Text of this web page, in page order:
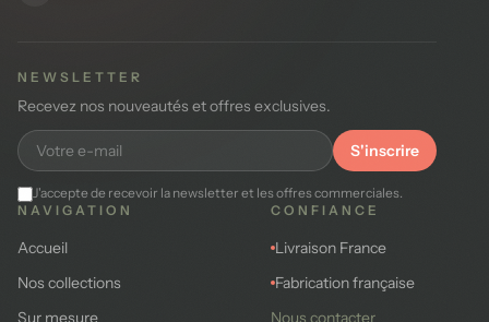
NEWSLETTER
Recevez nos nouveautés et offres exclusives.
S'inscrire
J'accepte de recevoir la newsletter et les offres commerciales.
NAVIGATION
Accueil
Nos collections
Sur mesure
CONFIANCE
Livraison France
Fabrication française
Nous contacter